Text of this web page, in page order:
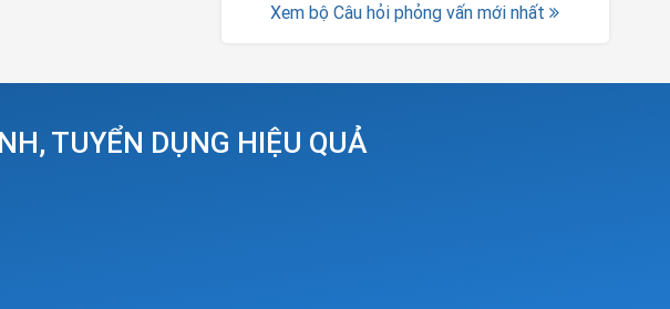
Xem bộ Câu hỏi phỏng vấn mới nhất
TUYỂN DỤNG HIỆU QUẢ